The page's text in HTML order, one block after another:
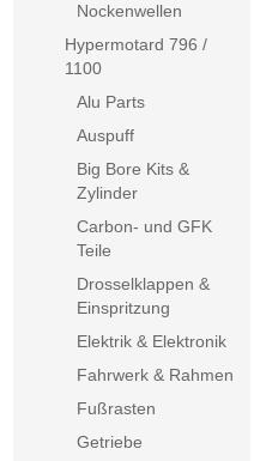
Nockenwellen
Hypermotard 796 /
1100
Alu Parts
Auspuff
Big Bore Kits &
Zylinder
Carbon- und GFK
Teile
Drosselklappen &
Einspritzung
Elektrik & Elektronik
Fahrwerk & Rahmen
Fußrasten
Getriebe